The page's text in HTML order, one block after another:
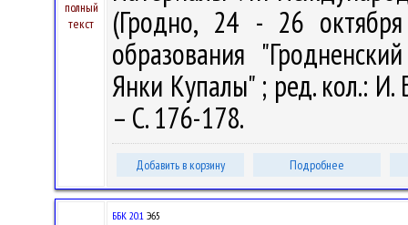
полный
текст
(Гродно, 24 - 26
образования
Янки Купалы" ; ред. кол.: И.
– С. 176-178.
Добавить в корзину Подробнее
ББК 20.1 Э65